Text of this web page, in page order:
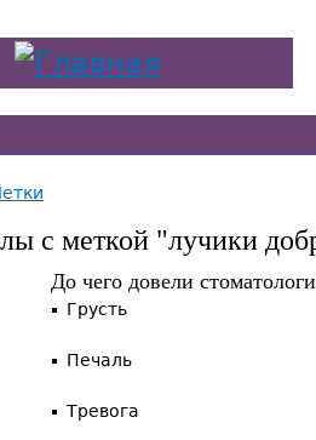
с меткой "лучики
До чего довели
Грусть
Печаль
Тревога